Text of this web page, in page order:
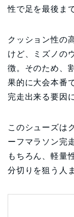
性で足を最後ま
クッション性の
けど、ミズノの
徴。そのため、
果的に大会本番
完走出来る要因
このシューズは
ーフマラソン完
もちろん、軽量
分切りを狙う人